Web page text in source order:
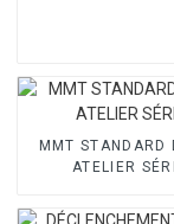
MMT STANDARD
ATELIER